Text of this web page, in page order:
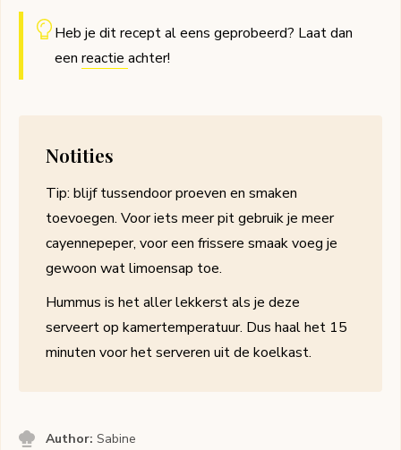
Heb je dit recept al eens geprobeerd? Laat dan
een reactie achter!
Notities
Tip: blijf tussendoor proeven en smaken
toevoegen. Voor iets meer pit gebruik je meer
cayennepeper, voor een frissere smaak voeg je
gewoon wat limoensap toe.
Hummus is het aller lekkerst als je deze
serveert op kamertemperatuur. Dus haal het 15
minuten voor het serveren uit de koelkast.
Author:Sabine